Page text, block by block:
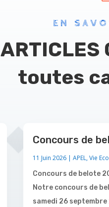
EN
ARTICLES
toutes
Concours de
11 Juin 2026| APEL,Vie
Concours de belote
Notre concours de
samedi 26